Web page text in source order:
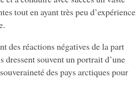
tout en ayant très peu d’expérience
des réactions négatives de la part
dressent souvent un portrait d’une
des pays arctiques pour